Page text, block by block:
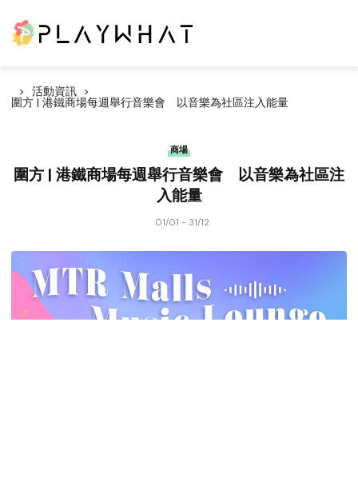
活動資訊
圍方 | 港鐵商場每週舉行音樂會 以音樂為社區注入能量
商場
圍方 | 港鐵商場每週舉行音樂會 以音樂為社區注
入能量
01/01 - 31/12